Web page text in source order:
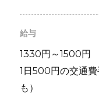
給与
1330円～1500円
1日500円の交通
も）